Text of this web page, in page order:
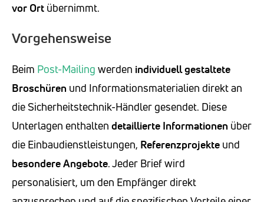
vor Ort übernimmt.
Vorgehensweise
Beim Post-Mailing werden individuell gestaltete
Broschüren und Informationsmaterialien direkt an
die Sicherheitstechnik-Händler gesendet. Diese
Unterlagen enthalten detaillierte Informationen über
die Einbaudienstleistungen, Referenzprojekte und
besondere Angebote. Jeder Brief wird
personalisiert, um den Empfänger direkt